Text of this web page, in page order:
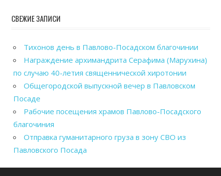
СВЕЖИЕ ЗАПИСИ
Тихонов день в Павлово-Посадском благочинии
Награждение архимандрита Серафима (Марухина)
по случаю 40-летия священнической хиротонии
Общегородской выпускной вечер в Павловском
Посаде
Рабочие посещения храмов Павлово-Посадского
благочиния
Отправка гуманитарного груза в зону СВО из
Павловского Посада